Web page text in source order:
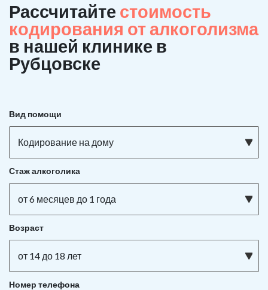
Рассчитайте стоимость
кодирования от алкоголизма
в нашей клинике в
Рубцовске
Вид помощи
Кодирование на дому
Стаж алкоголика
от 6 месяцев до 1 года
Возраст
от 14 до 18 лет
Номер телефона